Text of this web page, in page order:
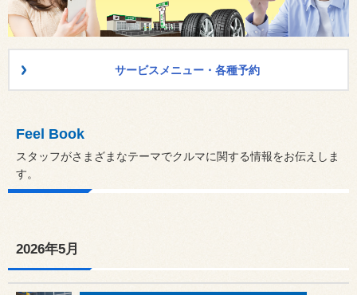
サービスメニュー・各種予約
Feel Book
スタッフがさまざまなテーマでクルマに関する情報をお伝えしま
す。
2026年5月